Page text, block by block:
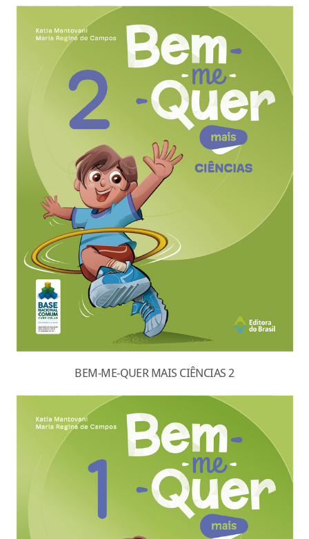
BEM-ME-QUER MAIS CIÊNCIAS 2